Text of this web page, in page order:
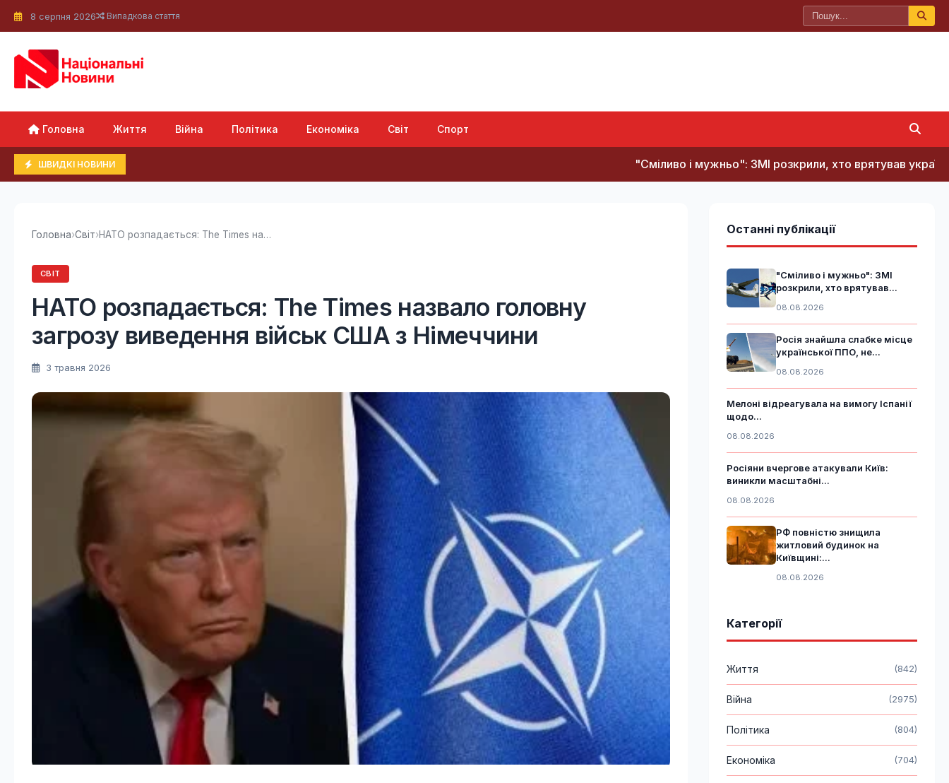
8 серпня 2026 Випадкова стаття
Головна Життя Війна Політика Економіка Світ Спорт
ШВИДКІ НОВИНИ "Сміливо і мужньо": ЗМІ розкрили, хто врятував український
Головна›Світ› НАТО розпадається: The Times назвало головну...
СВІТ
НАТО розпадається: The Times назвало головну
загрозу виведення військ США з Німеччини
3 травня 2026
Останні публікації
"Сміливо і мужньо": ЗМІ
розкрили, хто врятував...
08.08.2026
Росія знайшла слабке місце
української ППО, не...
08.08.2026
Мелоні відреагувала на вимогу Іспанії
щодо...
08.08.2026
Росіяни вчергове атакували Київ:
виникли масштабні...
08.08.2026
РФ повністю знищила
житловий будинок на
Київщині:...
08.08.2026
Категорії
Життя (842)
Війна (2975)
Політика (804)
Економіка (704)